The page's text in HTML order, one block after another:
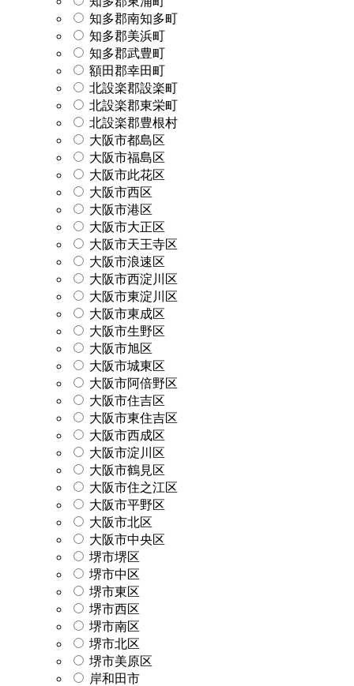
知多郡南知多町
知多郡美浜町
知多郡武豊町
額田郡幸田町
北設楽郡設楽町
北設楽郡東栄町
北設楽郡豊根村
大阪市都島区
大阪市福島区
大阪市此花区
大阪市西区
大阪市港区
大阪市大正区
大阪市天王寺区
大阪市浪速区
大阪市西淀川区
大阪市東淀川区
大阪市東成区
大阪市生野区
大阪市旭区
大阪市城東区
大阪市阿倍野区
大阪市住吉区
大阪市東住吉区
大阪市西成区
大阪市淀川区
大阪市鶴見区
大阪市住之江区
大阪市平野区
大阪市北区
大阪市中央区
堺市堺区
堺市中区
堺市東区
堺市西区
堺市南区
堺市北区
堺市美原区
岸和田市